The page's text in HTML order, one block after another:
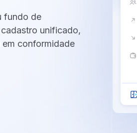
fundo de
unificado,
conformidade